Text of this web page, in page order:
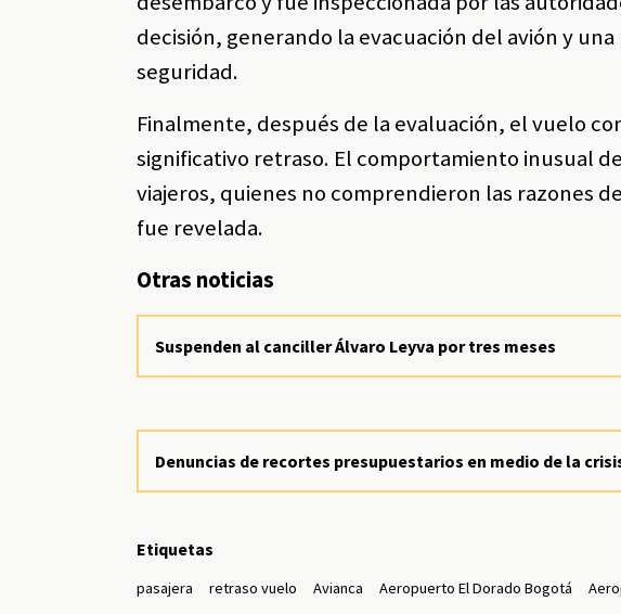
decisión, generando la evacuación del avión y
seguridad.
Finalmente, después de la evaluación, el vuelo
significativo retraso. El comportamiento inusual
viajeros, quienes no comprendieron las razones
fue revelada.
Otras noticias
Suspenden al canciller Álvaro Leyva por tres meses
Denuncias de recortes presupuestarios en medio de la
Etiquetas
pasajera retraso vuelo Avianca Aeropuerto El Dorado Bogotá